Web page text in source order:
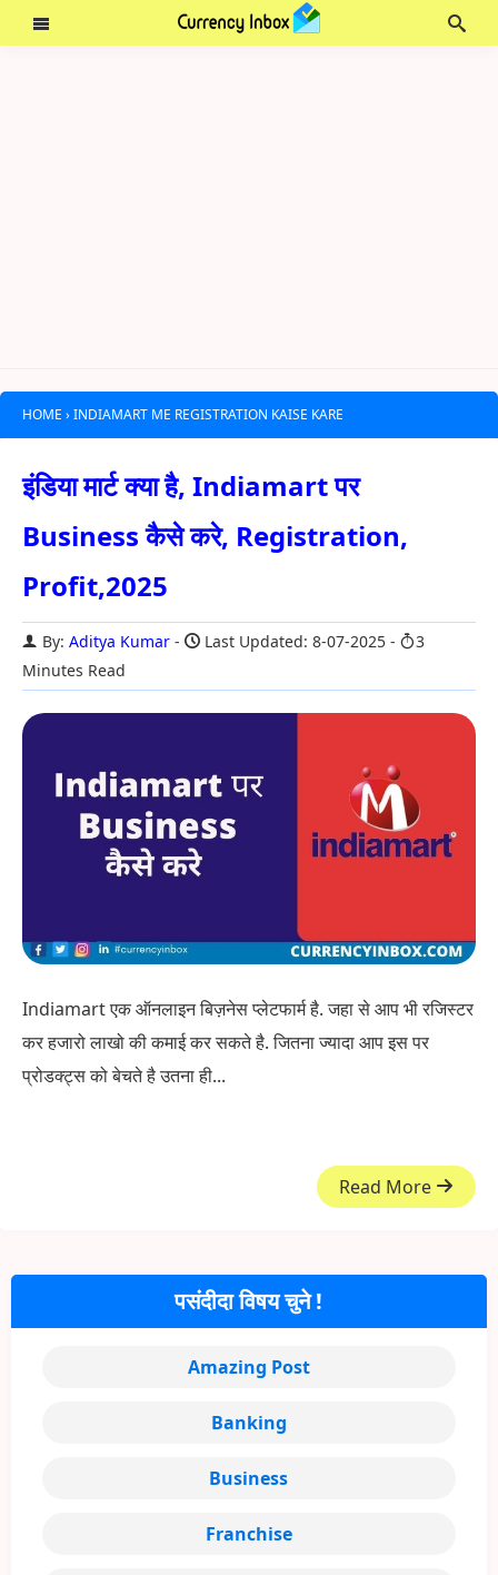
HOME › INDIAMART ME REGISTRATION KAISE KARE
इंडिया मार्ट क्या है, Indiamart पर
Business कैसे करे, Registration,
Profit,2025
By: Aditya Kumar Last Updated: 8-07-2025
3
Minutes Read
Indiamart एक ऑनलाइन बिज़नेस प्लेटफार्म है. जहा से आप भी रजिस्टर
कर हजारो लाखो की कमाई कर सकते है. जितना ज्यादा आप इस पर
प्रोडक्ट्स को बेचते है उतना ही...
Read More
पसंदीदा विषय चुने !
Amazing Post
Banking
Business
Franchise